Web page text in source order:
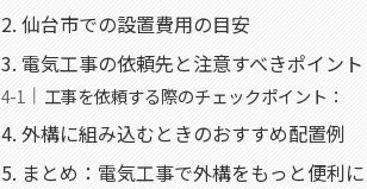
2. 仙台市での設置費用の目安
3. 電気工事の依頼先と注意すべきポイント
工事を依頼する際のチェックポイント：
4. 外構に組み込むときのおすすめ配置例
5. まとめ：電気工事で外構をもっと便利に